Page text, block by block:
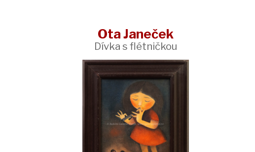
Ota Janeček
Dívka s flétničkou